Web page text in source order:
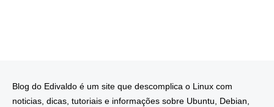
Blog do Edivaldo é um site que descomplica o Linux com
noticias, dicas, tutoriais e informações sobre Ubuntu, Debian,